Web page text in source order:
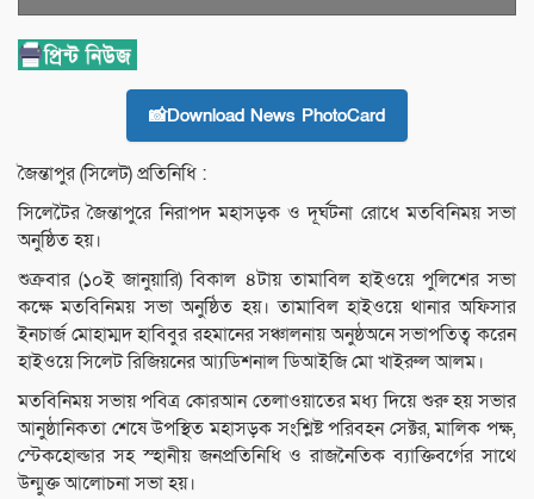
📸Download News PhotoCard
জৈন্তাপুর (সিলেট) প্রতিনিধি :
সিলেটৈর জৈন্তাপুরে নিরাপদ মহাসড়ক ও দূর্ঘটনা রোধে মতবিনিময় সভা
অনুষ্ঠিত হয়।
শুক্রবার (১০ই জানুয়ারি) বিকাল ৪টায় তামাবিল হাইওয়ে পুলিশের সভা
কক্ষে মতবিনিময় সভা অনুষ্ঠিত হয়। তামাবিল হাইওয়ে থানার অফিসার
ইনচার্জ মোহাম্মদ হাবিবুর রহমানের সঞ্চালনায় অনুষ্ঠঅনে সভাপতিত্ব করেন
হাইওয়ে সিলেট রিজিয়নের আ্যডিশনাল ডিআইজি মো খাইরুল আলম।
মতবিনিময় সভায় পবিত্র কোরআন তেলাওয়াতের মধ্য দিয়ে শুরু হয় সভার
আনুষ্ঠানিকতা শেষে উপস্থিত মহাসড়ক সংশ্লিষ্ট পরিবহন সেক্টর, মালিক পক্ষ,
স্টেকহোল্ডার সহ স্হানীয় জনপ্রতিনিধি ও রাজনৈতিক ব্যাক্তিবর্গের সাথে
উন্মুক্ত আলোচনা সভা হয়।